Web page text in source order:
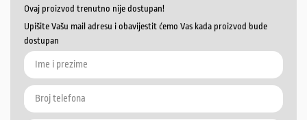
Ovaj proizvod trenutno nije dostupan!
Upišite Vašu mail adresu i obavijestit ćemo Vas kada proizvod bude
dostupan